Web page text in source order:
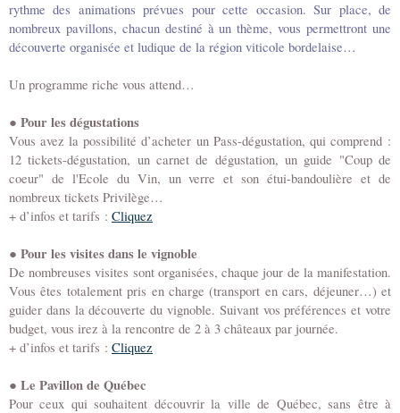
rythme des animations prévues pour cette occasion. Sur place, de
nombreux pavillons, chacun destiné à un thème, vous permettront une
découverte organisée et ludique de la région viticole bordelaise…
Un programme riche vous attend…
● Pour les dégustations
Vous avez la possibilité d’acheter un Pass-dégustation, qui comprend :
12 tickets-dégustation, un carnet de dégustation, un guide "Coup de
coeur" de l'Ecole du Vin, un verre et son étui-bandoulière et de
nombreux tickets Privilège…
+ d’infos et tarifs : Cliquez
● Pour les visites dans le vignoble
De nombreuses visites sont organisées, chaque jour de la manifestation.
Vous êtes totalement pris en charge (transport en cars, déjeuner…) et
guider dans la découverte du vignoble. Suivant vos préférences et votre
budget, vous irez à la rencontre de 2 à 3 châteaux par journée.
+ d’infos et tarifs : Cliquez
● Le Pavillon de Québec
Pour ceux qui souhaitent découvrir la ville de Québec, sans être à